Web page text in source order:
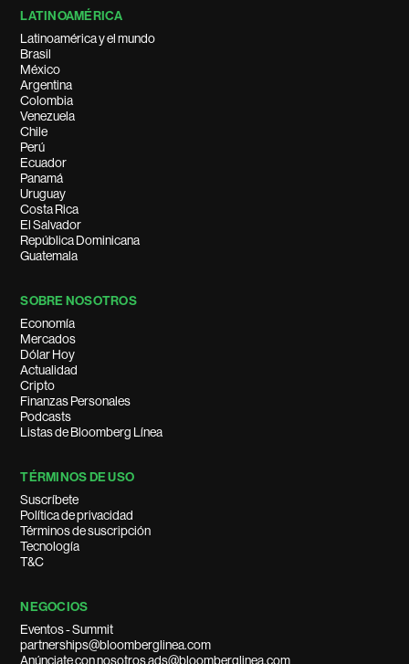
LATINOAMÉRICA
Latinoamérica y el mundo
Brasil
México
Argentina
Colombia
Venezuela
Chile
Perú
Ecuador
Panamá
Uruguay
Costa Rica
El Salvador
República Dominicana
Guatemala
SOBRE NOSOTROS
Economía
Mercados
Dólar Hoy
Actualidad
Cripto
Finanzas Personales
Podcasts
Listas de Bloomberg Línea
TÉRMINOS DE USO
Suscríbete
Política de privacidad
Términos de suscripción
Tecnología
T&C
NEGOCIOS
Eventos - Summit
partnerships@bloomberglinea.com
Anúnciate con nosotros ads@bloomberglinea.com